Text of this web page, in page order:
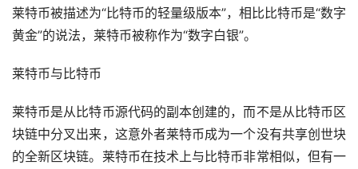
莱特币被描述为“比特币的轻量级版本”，相比比特币是“数字
黄金”的说法，莱特币被称作为“数字白银”。
莱特币与比特币
莱特币是从比特币源代码的副本创建的，而不是从比特币区
块链中分叉出来，这意外者莱特币成为一个没有共享创世块
的全新区块链。莱特币在技术上与比特币非常相似，但有一